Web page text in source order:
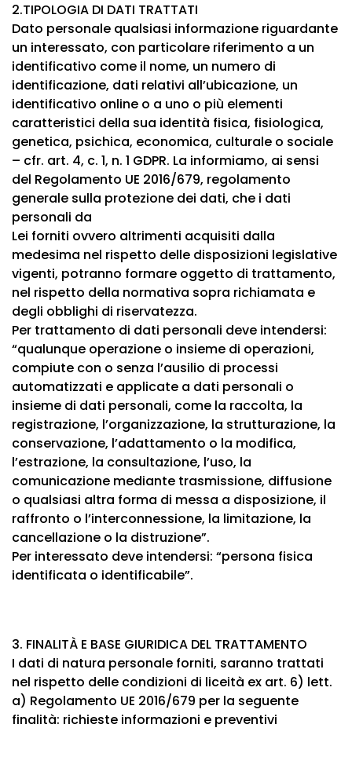
2.TIPOLOGIA DI DATI TRATTATI
Dato personale qualsiasi informazione riguardante
un interessato, con particolare riferimento a un
identificativo come il nome, un numero di
identificazione, dati relativi all’ubicazione, un
identificativo online o a uno o più elementi
caratteristici della sua identità fisica, fisiologica,
genetica, psichica, economica, culturale o sociale
– cfr. art. 4, c. 1, n. 1 GDPR. La informiamo, ai sensi
del Regolamento UE 2016/679, regolamento
generale sulla protezione dei dati, che i dati
personali da
Lei forniti ovvero altrimenti acquisiti dalla
medesima nel rispetto delle disposizioni legislative
vigenti, potranno formare oggetto di trattamento,
nel rispetto della normativa sopra richiamata e
degli obblighi di riservatezza.
Per trattamento di dati personali deve intendersi:
“qualunque operazione o insieme di operazioni,
compiute con o senza l’ausilio di processi
automatizzati e applicate a dati personali o
insieme di dati personali, come la raccolta, la
registrazione, l’organizzazione, la strutturazione, la
conservazione, l’adattamento o la modifica,
l’estrazione, la consultazione, l’uso, la
comunicazione mediante trasmissione, diffusione
o qualsiasi altra forma di messa a disposizione, il
raffronto o l’interconnessione, la limitazione, la
cancellazione o la distruzione”.
Per interessato deve intendersi: “persona fisica
identificata o identificabile”.
3. FINALITÀ E BASE GIURIDICA DEL TRATTAMENTO
I dati di natura personale forniti, saranno trattati
nel rispetto delle condizioni di liceità ex art. 6) lett.
a) Regolamento UE 2016/679 per la seguente
finalità: richieste informazioni e preventivi